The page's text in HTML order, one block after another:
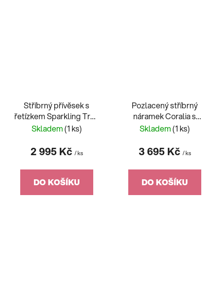
Stříbrný přívěsek s
řetízkem Sparkling Tree
of Life, strom života s
Preciosa, bílý
Skladem(1 ks)
2 995 Kč / ks
DO KOŠÍKU
Pozlacený stříbrný
náramek Coralia s
přírodními kameny
Skladem(1 ks)
3 695 Kč / ks
DO KOŠÍKU